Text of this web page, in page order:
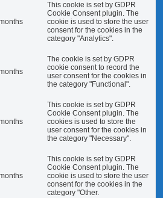
This cookie is set by GDPR
Cookie Consent plugin. The
cookie is used to store the user
consent for the cookies in the
category "Analytics".
The cookie is set by GDPR
cookie consent to record the
user consent for the cookies in
the category "Functional".
This cookie is set by GDPR
Cookie Consent plugin. The
cookies is used to store the
user consent for the cookies in
the category "Necessary".
This cookie is set by GDPR
Cookie Consent plugin. The
cookie is used to store the user
consent for the cookies in the
category "Other.